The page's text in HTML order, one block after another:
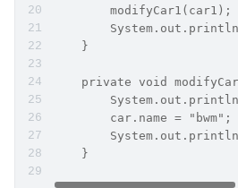
        modifyCar1(car1);
    }
private void
        car.name = "bwm";
    }